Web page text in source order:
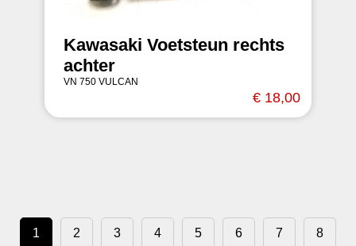
Kawasaki Voetsteun rechts
achter
VN 750 VULCAN
€ 18,00
1 2 3 4 5 6 7 8